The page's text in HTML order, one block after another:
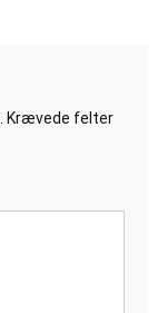
Krævede felter